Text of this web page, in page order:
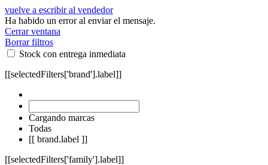
vuelve a escribir al vendedor
Ha habido un error al enviar el mensaje.
Cerrar ventana
Borrar filtros
Stock con entrega inmediata
[[selectedFilters['brand'].label]]
Cargando marcas
Todas
[[ brand.label ]]
[[selectedFilters['family'].label]]